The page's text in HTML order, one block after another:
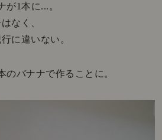
が1本に...。
なく、
に違いない。
のバナナで作ることに。